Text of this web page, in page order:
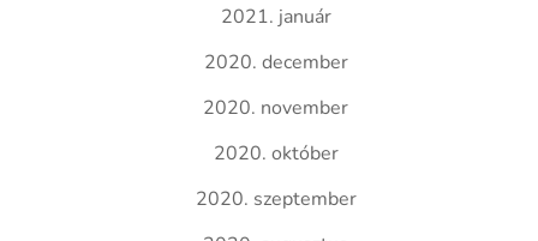
2021. január
2020. december
2020. november
2020. október
2020. szeptember